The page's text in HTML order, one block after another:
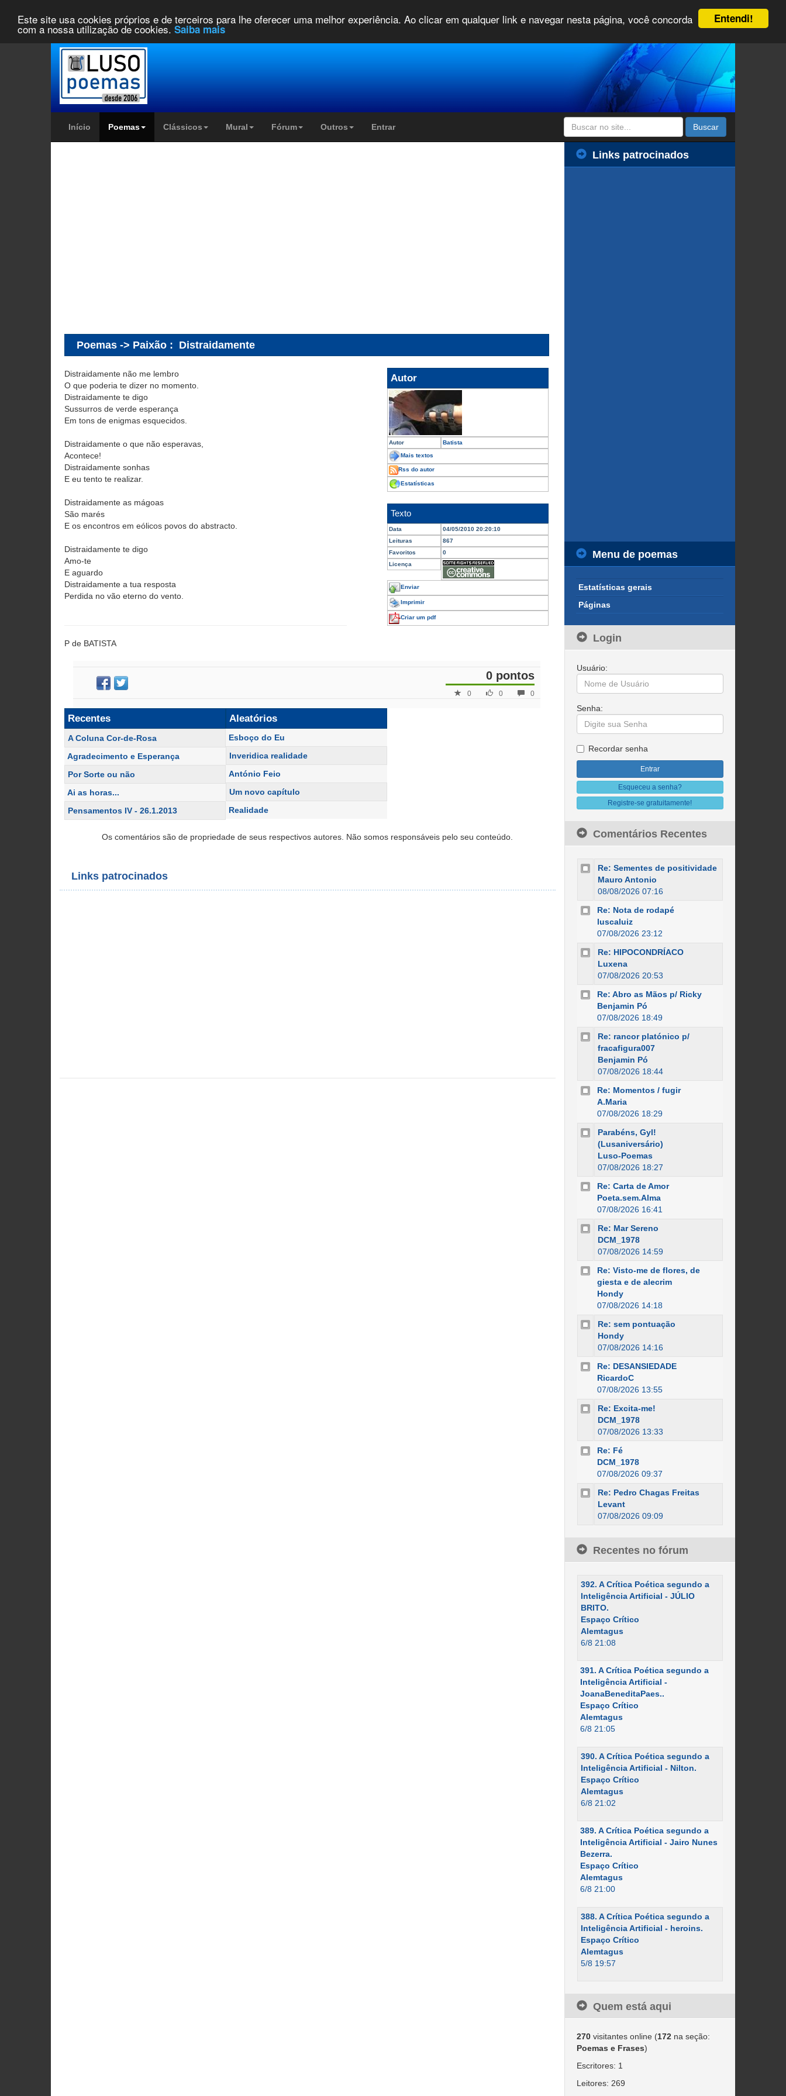
Entendi!
Este site usa cookies próprios e de terceiros para lhe oferecer uma melhor experiência. Ao clicar em qualquer link e navegar nesta página, você concorda
com a nossa utilização de cookies. Saiba mais
Início Poemas Clássicos Mural Fórum Outros Entrar Buscar
Poemas -> Paixão : Distraidamente
Distraidamente não me lembro
O que poderia te dizer no momento.
Distraidamente te digo
Sussurros de verde esperança
Em tons de enigmas esquecidos.
Distraidamente o que não esperavas,
Acontece!
Distraidamente sonhas
E eu tento te realizar.
Distraidamente as mágoas
São marés
E os encontros em eólicos povos do abstracto.
Distraidamente te digo
Amo-te
E aguardo
Distraidamente a tua resposta
Perdida no vão eterno do vento.
P de BATISTA
Autor
Autor Batista
Mais textos
Rss do autor
Estatísticas
Texto
Data
04/05/2010 20:20:10
Leituras
867
Favoritos
0
Licença
Enviar
Imprimir
Criar um pdf
0 pontos
0
0
0
Recentes
A Coluna Cor-de-Rosa
Agradecimento e Esperança
Por Sorte ou não
Ai as horas...
Pensamentos IV - 26.1.2013
Aleatórios
Esboço do Eu
Inveridica realidade
António Feio
Um novo capítulo
Realidade
Os comentários são de propriedade de seus respectivos autores. Não somos responsáveis pelo seu conteúdo.
Links patrocinados
Links patrocinados
Menu de poemas
Estatísticas gerais
Páginas
Login
Usuário:
Senha:
Recordar senha
Esqueceu a senha?
Registre-se gratuitamente!
Comentários Recentes
Re: Sementes de positividade
Mauro Antonio
08/08/2026 07:16
Re: Nota de rodapé
luscaluiz
07/08/2026 23:12
Re: HIPOCONDRÍACO
Luxena
07/08/2026 20:53
Re: Abro as Mãos p/ Ricky
Benjamin Pó
07/08/2026 18:49
Re: rancor platónico p/
fracafigura007
Benjamin Pó
07/08/2026 18:44
Re: Momentos / fugir
A.Maria
07/08/2026 18:29
Parabéns, Gyl!
(Lusaniversário)
Luso-Poemas
07/08/2026 18:27
Re: Carta de Amor
Poeta.sem.Alma
07/08/2026 16:41
Re: Mar Sereno
DCM_1978
07/08/2026 14:59
Re: Visto-me de flores, de
giesta e de alecrim
Hondy
07/08/2026 14:18
Re: sem pontuação
Hondy
07/08/2026 14:16
Re: DESANSIEDADE
RicardoC
07/08/2026 13:55
Re: Excita-me!
DCM_1978
07/08/2026 13:33
Re: Fé
DCM_1978
07/08/2026 09:37
Re: Pedro Chagas Freitas
Levant
07/08/2026 09:09
Recentes no fórum
392. A Crítica Poética segundo a
Inteligência Artificial - JÚLIO
BRITO.
Espaço Crítico
Alemtagus
6/8 21:08
391. A Crítica Poética segundo a
Inteligência Artificial -
JoanaBeneditaPaes..
Espaço Crítico
Alemtagus
6/8 21:05
390. A Crítica Poética segundo a
Inteligência Artificial - Nilton.
Espaço Crítico
Alemtagus
6/8 21:02
389. A Crítica Poética segundo a
Inteligência Artificial - Jairo Nunes
Bezerra.
Espaço Crítico
Alemtagus
6/8 21:00
388. A Crítica Poética segundo a
Inteligência Artificial - heroins.
Espaço Crítico
Alemtagus
5/8 19:57
Quem está aqui
270visitantes online (172na seção:
Poemas e Frases)
Escritores: 1
Leitores: 269